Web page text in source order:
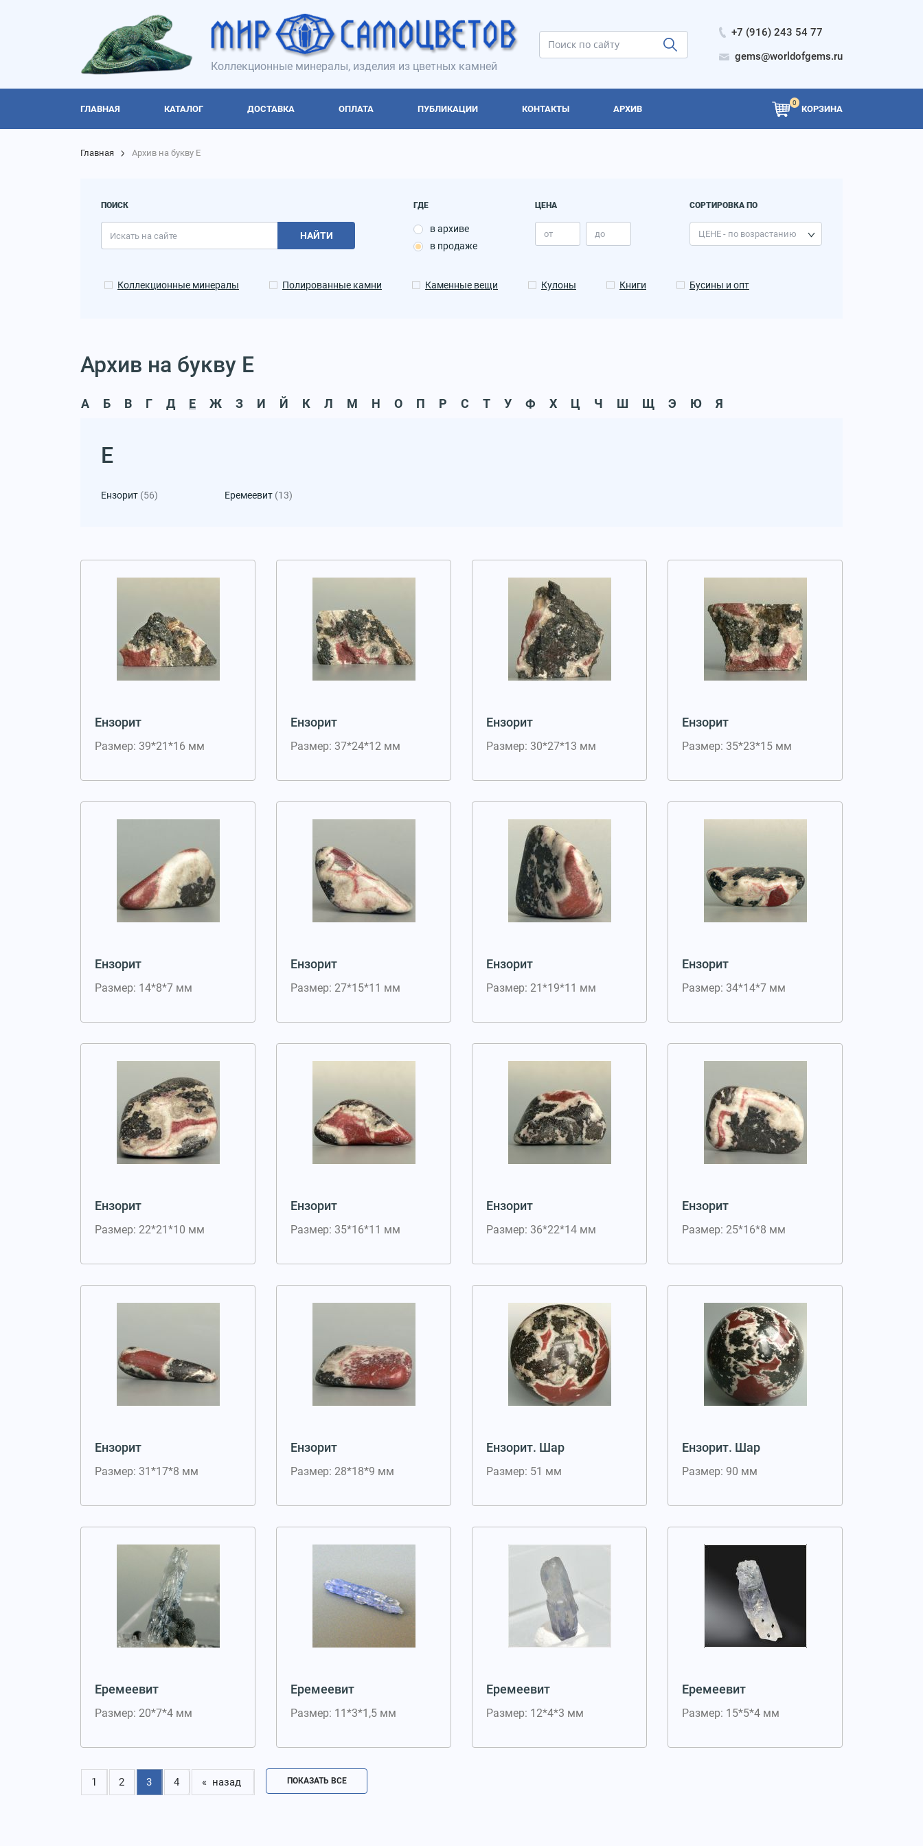
Коллекционные минералы, изделия из цветных камней
+7 (916) 243 54 77
gems@worldofgems.ru
ГЛАВНАЯ КАТАЛОГ ДОСТАВКА ОПЛАТА ПУБЛИКАЦИИ КОНТАКТЫ АРХИВ
0
КОРЗИНА
Главная Архив на букву Е
ПОИСК
НАЙТИ
ГДЕ
в архиве
в продаже
ЦЕНА СОРТИРОВКА ПО
Коллекционные минералы Полированные камни Каменные вещи Кулоны Книги Бусины и опт
Архив на букву Е
А Б В Г Д Е Ж З И Й К Л М Н О П Р С Т У Ф Х Ц Ч Ш Щ Э Ю Я
Е
Ензорит (56) Еремеевит (13)
Ензорит
Размер: 39*21*16 мм
Ензорит
Размер: 37*24*12 мм
Ензорит
Размер: 30*27*13 мм
Ензорит
Размер: 35*23*15 мм
Ензорит
Размер: 14*8*7 мм
Ензорит
Размер: 27*15*11 мм
Ензорит
Размер: 21*19*11 мм
Ензорит
Размер: 34*14*7 мм
Ензорит
Размер: 22*21*10 мм
Ензорит
Размер: 35*16*11 мм
Ензорит
Размер: 36*22*14 мм
Ензорит
Размер: 25*16*8 мм
Ензорит
Размер: 31*17*8 мм
Ензорит
Размер: 28*18*9 мм
Ензорит. Шар
Размер: 51 мм
Ензорит. Шар
Размер: 90 мм
Еремеевит
Размер: 20*7*4 мм
Еремеевит
Размер: 11*3*1,5 мм
Еремеевит
Размер: 12*4*3 мм
Еремеевит
Размер: 15*5*4 мм
1 2 3 4 « назад ПОКАЗАТЬ ВСЕ